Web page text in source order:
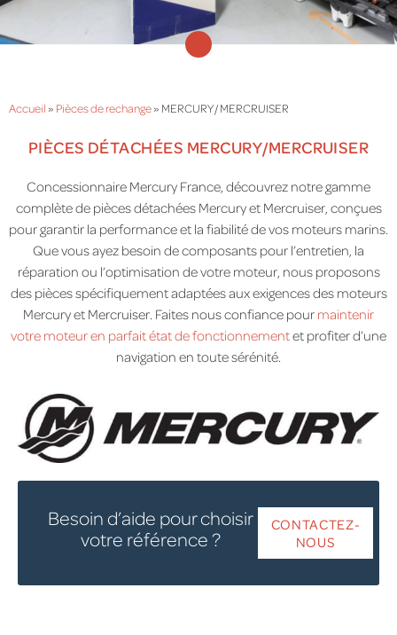
Accueil» Pièces de rechange» MERCURY / MERCRUISER
PIÈCES DÉTACHÉES MERCURY/MERCRUISER
Concessionnaire Mercury France, découvrez notre gamme
complète de pièces détachées Mercury et Mercruiser, conçues
pour garantir la performance et la fiabilité de vos moteurs marins.
Que vous ayez besoin de composants pour l’entretien, la
réparation ou l’optimisation de votre moteur, nous proposons
des pièces spécifiquement adaptées aux exigences des moteurs
Mercury et Mercruiser. Faites nous confiance pour maintenir
votre moteur en parfait état de fonctionnementet profiter d’une
navigation en toute sérénité.
Besoin d’aide pour choisir
votre référence ?
CONTACTEZ-
NOUS